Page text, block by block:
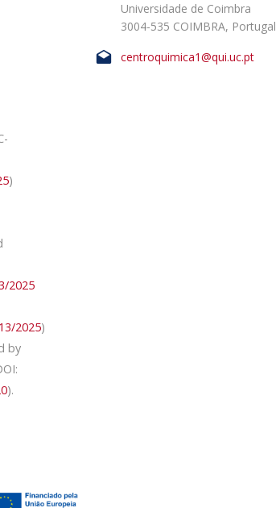
)
2025
2025)
by
).
Universidade de Coimbra
3004-535 COIMBRA, Portugal
centroquimica1@qui.uc.pt